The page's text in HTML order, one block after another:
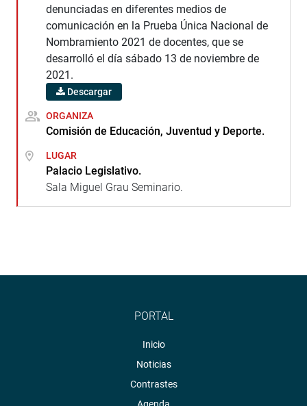
denunciadas en diferentes medios de
comunicación en la Prueba Única Nacional de
Nombramiento 2021 de docentes, que se
desarrolló el día sábado 13 de noviembre de
2021.
Descargar
ORGANIZA
Comisión de Educación, Juventud y Deporte.
LUGAR
Palacio Legislativo.
Sala Miguel Grau Seminario.
PORTAL
Inicio
Noticias
Contrastes